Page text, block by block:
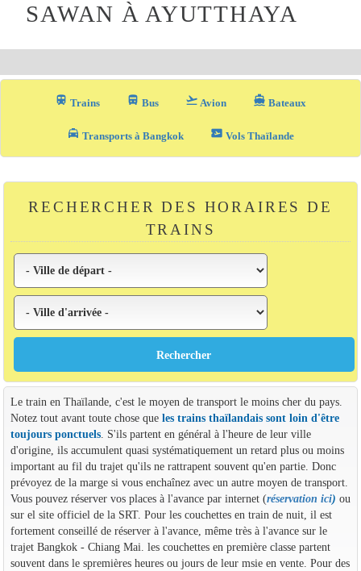
SAWAN À AYUTTHAYA
train Trains directions_bus_filled Bus flight_takeoff Avion directions_boat Bateaux
local_taxi Transports à Bangkok airplane_ticket Vols Thaïlande
RECHERCHER DES HORAIRES DE
TRAINS
Le train en Thaïlande, c'est le moyen de transport le moins cher du pays.
Notez tout avant toute chose que les trains thaïlandais sont loin d'être
toujours ponctuels. S'ils partent en général à l'heure de leur ville
d'origine, ils accumulent quasi systématiquement un retard plus ou moins
important au fil du trajet qu'ils ne rattrapent souvent qu'en partie. Donc
prévoyez de la marge si vous enchaînez avec un autre moyen de transport.
Vous pouvez réserver vos places à l'avance par internet (réservation ici) ou
sur el site officiel de la SRT. Pour les couchettes en train de nuit, il est
fortement conseillé de réserver à l'avance, même très à l'avance sur le
trajet Bangkok - Chiang Mai. les couchettes en première classe partent
souvent dans le spremières heures ou jours de leur msie en vente. Pour des